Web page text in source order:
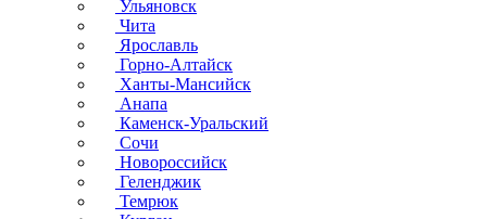
Ульяновск
Чита
Ярославль
Горно-Алтайск
Ханты-Мансийск
Анапа
Каменск-Уральский
Сочи
Новороссийск
Геленджик
Темрюк